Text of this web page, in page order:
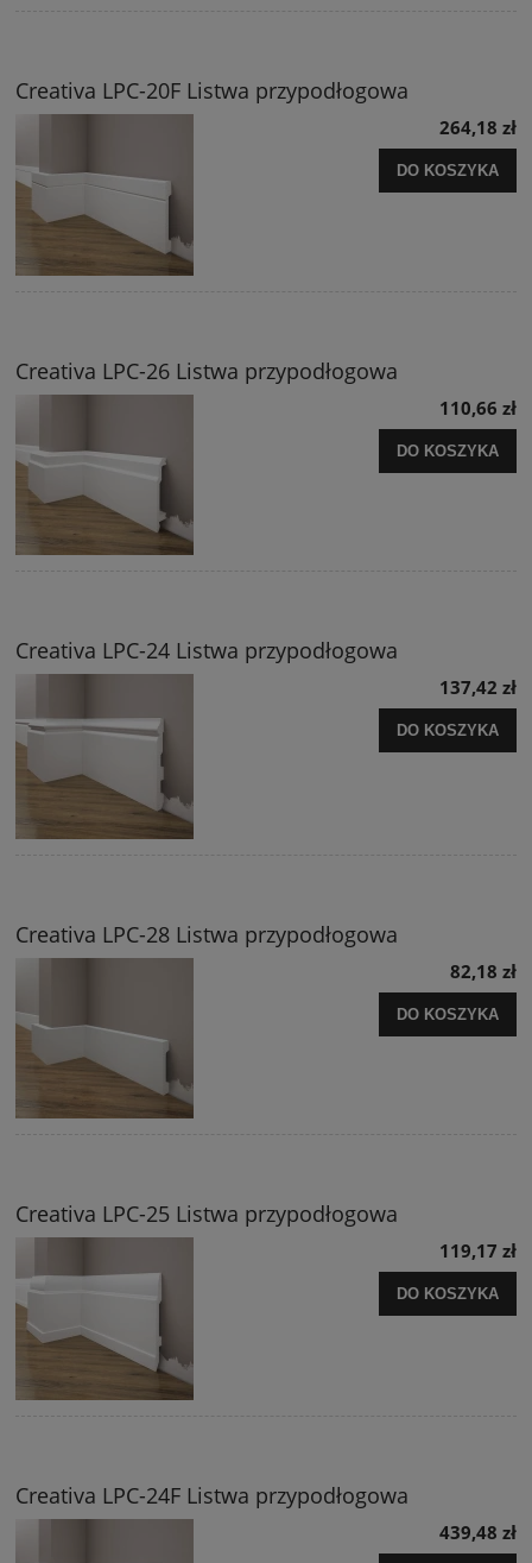
Creativa LPC-20F Listwa przypodłogowa
264,18 zł
DO KOSZYKA
Creativa LPC-26 Listwa przypodłogowa
110,66 zł
DO KOSZYKA
Creativa LPC-24 Listwa przypodłogowa
137,42 zł
DO KOSZYKA
Creativa LPC-28 Listwa przypodłogowa
82,18 zł
DO KOSZYKA
Creativa LPC-25 Listwa przypodłogowa
119,17 zł
DO KOSZYKA
Creativa LPC-24F Listwa przypodłogowa
439,48 zł